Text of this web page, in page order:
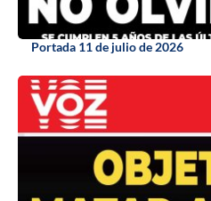
Portada 11 de julio de 2026